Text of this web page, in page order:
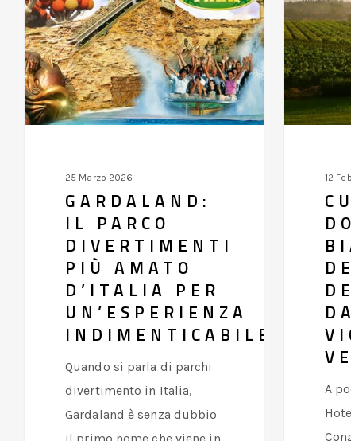
parco
divertimenti
più
amato
d’Italia
25 Marzo 2026
GARDALAND:
IL PARCO
DIVERTIMENTI
PIÙ AMATO
D’ITALIA PER
UN’ESPERIENZA
INDIMENTICABILE
Quando si parla di parchi
divertimento in Italia,
Gardaland è senza dubbio
il
vino
bianco
delle
Terre
12
A